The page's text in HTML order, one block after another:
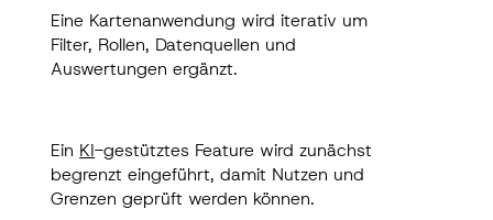
Eine Kartenanwendung wird iterativ um
Filter, Rollen, Datenquellen und
EinKI-gestütztes Feature wird zunächst
begrenzt eingeführt, damit Nutzen und
Eine Kartenanwendung wird iterativ um
Filter, Rollen, Datenquellen und
Auswertungen ergänzt.
Ein KI-gestütztes Feature wird zunächst
begrenzt eingeführt, damit Nutzen und
Grenzen geprüft werden können.